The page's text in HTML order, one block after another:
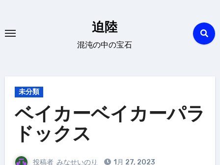
を
迫陸
混沌の中の宝石
未分類
ベイカーベイカーパラ
ドックス
投稿者 みなせいのり 1月 27, 2023